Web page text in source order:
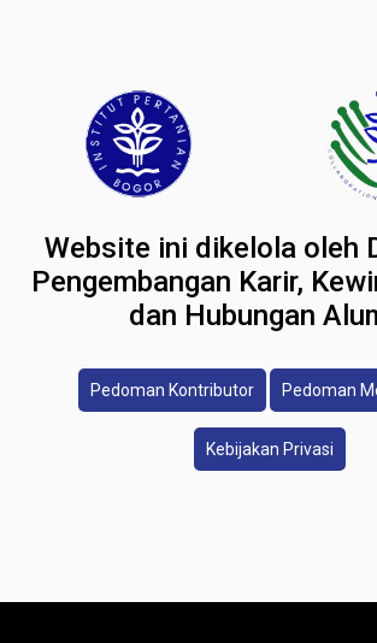
Website ini dikelola oleh
Pengembangan Karir,
dan Hubungan
Pedoman Kontributor Pedoman
Kebijakan Privasi